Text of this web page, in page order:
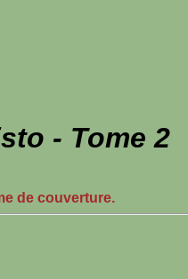
- Tome 2
de couverture.